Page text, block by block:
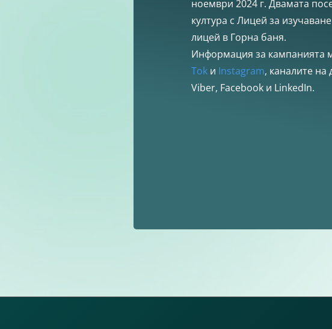
ноември 2024 г. Двамата
култура с Лицей за
лицей в Горна баня.
Информация за кампанията
Tok и Instagram, каналите
Viber, Facebook и LinkedIn.